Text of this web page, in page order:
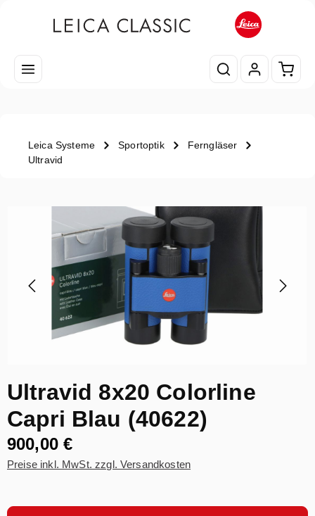
Leica Systeme Sportoptik
Ferngläser
Ultravid
Ultravid 8x20 Colorline
Capri Blau (40622)
900,00 €
Preise inkl. MwSt. zzgl. Versandkosten